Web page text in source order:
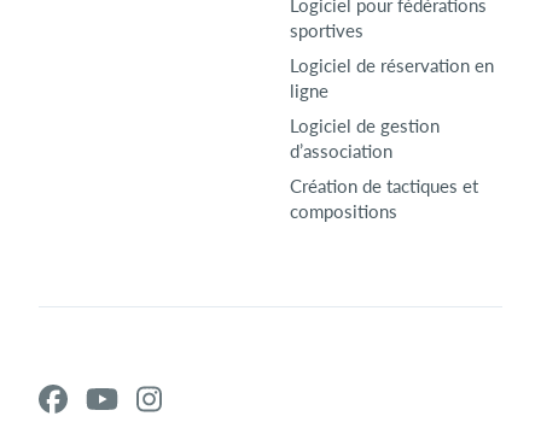
Logiciel pour fédérations
sportives
Logiciel de réservation en
ligne
Logiciel de gestion
d’association
Création de tactiques et
compositions